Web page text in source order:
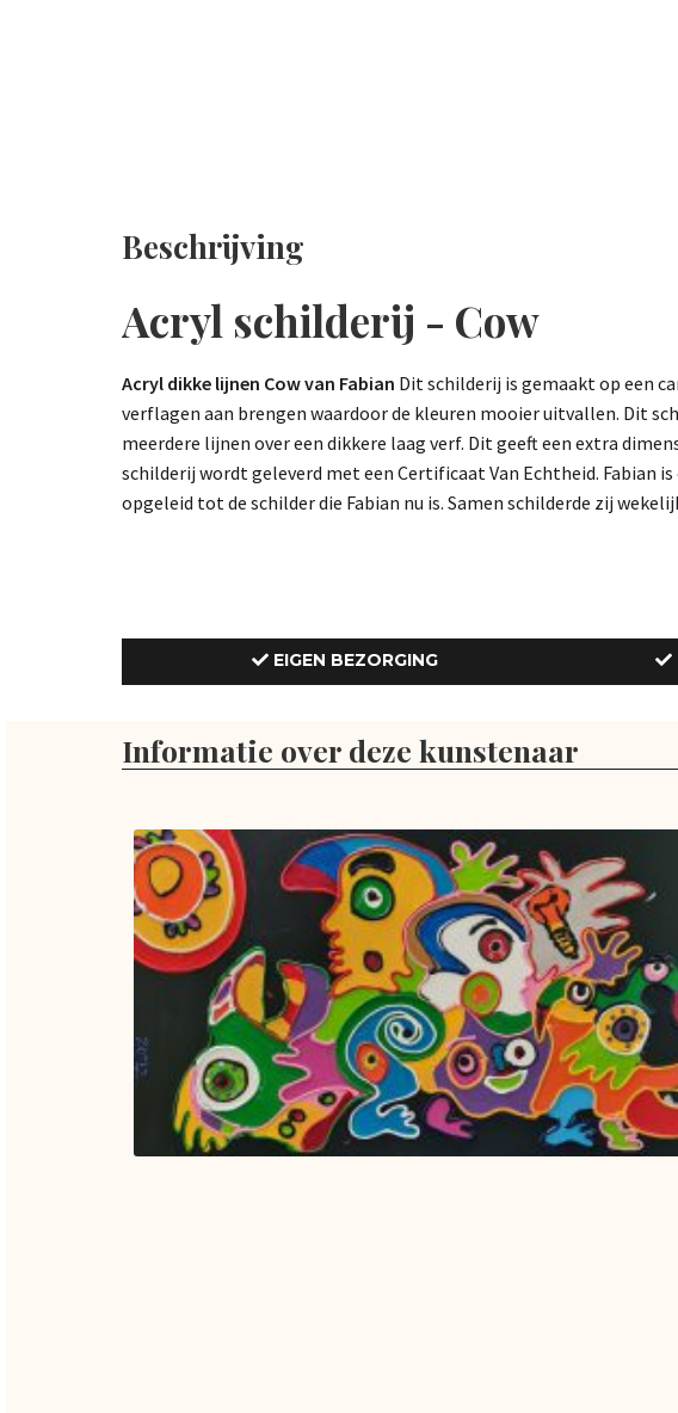
Beschrijving
Acryl schilderij - Cow
Acryl dikke lijnen Cow van Fabian Dit schilderij is gemaakt op een
verflagen aan brengen waardoor de kleuren mooier uitvallen. Dit
meerdere lijnen over een dikkere laag verf. Dit geeft een extra
schilderij wordt geleverd met een Certificaat Van Echtheid. Fabian
opgeleid tot de schilder die Fabian nu is. Samen schilderde zij
EIGEN BEZORGING
Informatie over deze kunstenaar